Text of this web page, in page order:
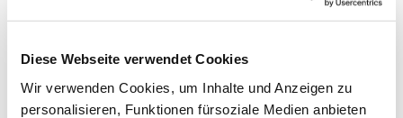
Diese Webseite verwendet Cookies
Wir verwenden Cookies, um Inhalte und Anzeigen zu
personalisieren, Funktionen fürsoziale Medien anbieten
veranstaltung.stuttgart@relexa-hotel.de